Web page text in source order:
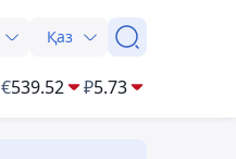
Қаз
€539.52 ₽5.73